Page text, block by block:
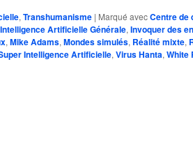
, Transhumanisme | Marqué avecCentre de
Intelligence Artificielle Générale, Invoquer des
, Mike Adams, Mondes simulés, Réalité mixte,
Intelligence Artificielle, Virus Hanta, White